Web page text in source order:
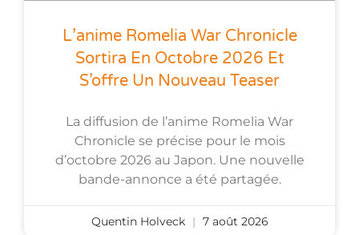
L’anime Romelia War Chronicle
Sortira En Octobre 2026 Et
S’offre Un Nouveau Teaser
La diffusion de l’anime Romelia War
Chronicle se précise pour le mois
d’octobre 2026 au Japon. Une nouvelle
bande-annonce a été partagée.
Quentin Holveck 7 août 2026